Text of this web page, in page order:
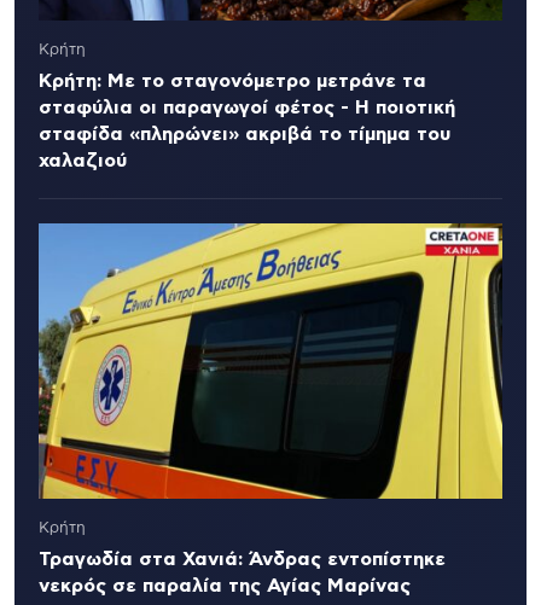
Κρήτη
Κρήτη: Με το σταγονόμετρο μετράνε τα
σταφύλια οι παραγωγοί φέτος - Η ποιοτική
σταφίδα «πληρώνει» ακριβά το τίμημα του
χαλαζιού
Κρήτη
Τραγωδία στα Χανιά: Άνδρας εντοπίστηκε
νεκρός σε παραλία της Αγίας Μαρίνας